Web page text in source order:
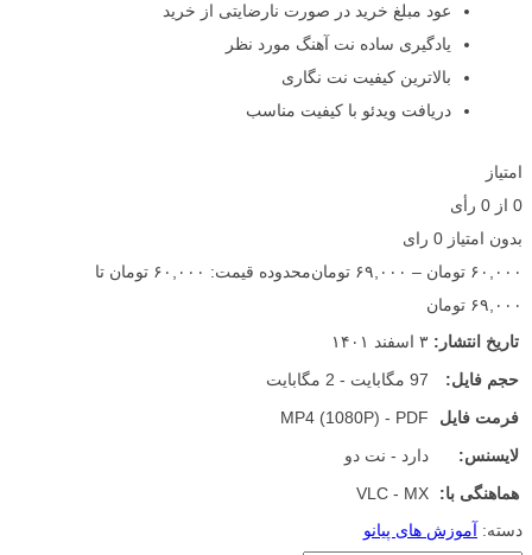
عود مبلغ خرید در صورت نارضایتی از خرید
یادگیری ساده نت آهنگ مورد نظر
بالاترین کیفیت نت نگاری
دریافت ویدئو با کیفیت مناسب
امتیاز
0 از 0 رأی
بدون امتیاز 0 رای
۶۰,۰۰۰ تومان – ۶۹,۰۰۰ تومان
محدوده قیمت: ۶۰,۰۰۰ تومان تا
۶۹,۰۰۰ تومان
تاریخ انتشار: ۳ اسفند ۱۴۰۱
حجم فایل:
97 مگابایت - 2 مگابایت
فرمت فایل
MP4 (1080P) - PDF
لایسنس:
دارد - نت دو
هماهنگی با:
VLC - MX
دسته: آموزش های پیانو